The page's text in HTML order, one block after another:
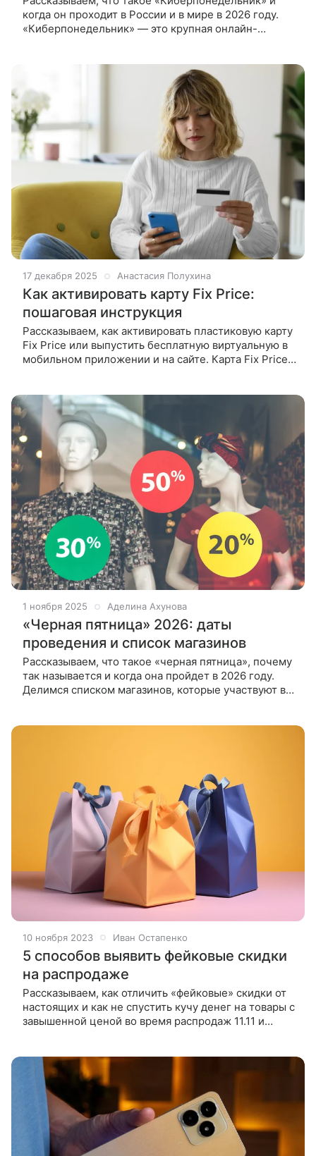
когда он проходит в России и в мире в 2026 году.
«Киберпонедельник» — это крупная онлайн-
17 декабря 2025 Анастасия Полухина
Как активировать карту Fix Price:
пошаговая инструкция
Рассказываем, как активировать пластиковую карту
Fix Price или выпустить бесплатную виртуальную в
мобильном приложении и на сайте. Карта Fix Price
1 ноября 2025 Аделина Ахунова
«Черная пятница» 2026: даты
проведения и список магазинов
Рассказываем, что такое «черная пятница», почему
так называется и когда она пройдет в 2026 году.
Делимся списком магазинов, которые участвуют в
10 ноября 2023 Иван Остапенко
5 способов выявить фейковые скидки
на распродаже
Рассказываем, как отличить «фейковые» скидки от
настоящих и как не спустить кучу денег на товары с
завышенной ценой во время распродаж 11.11 и